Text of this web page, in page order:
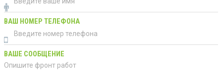
ВАШ НОМЕР ТЕЛЕФОНА
ВАШЕ СООБЩЕНИЕ